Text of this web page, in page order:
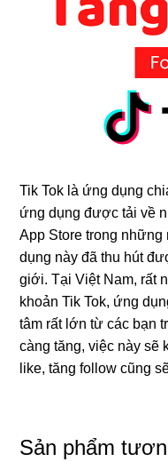
Tik Tok là ứng dụng
ứng dụng được tải về
App Store trong
dụng này đã thu hút
giới. Tại Việt Nam, rất
khoản Tik Tok, ứng
tâm rất lớn từ các bạn
càng tăng, việc này sẽ
like, tăng follow cũng
Sản phẩm